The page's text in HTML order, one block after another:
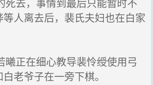
人离去后，裴氏夫妇也在白家
正在细心教导裴怜绶使用弓
老爷子在一旁下棋。